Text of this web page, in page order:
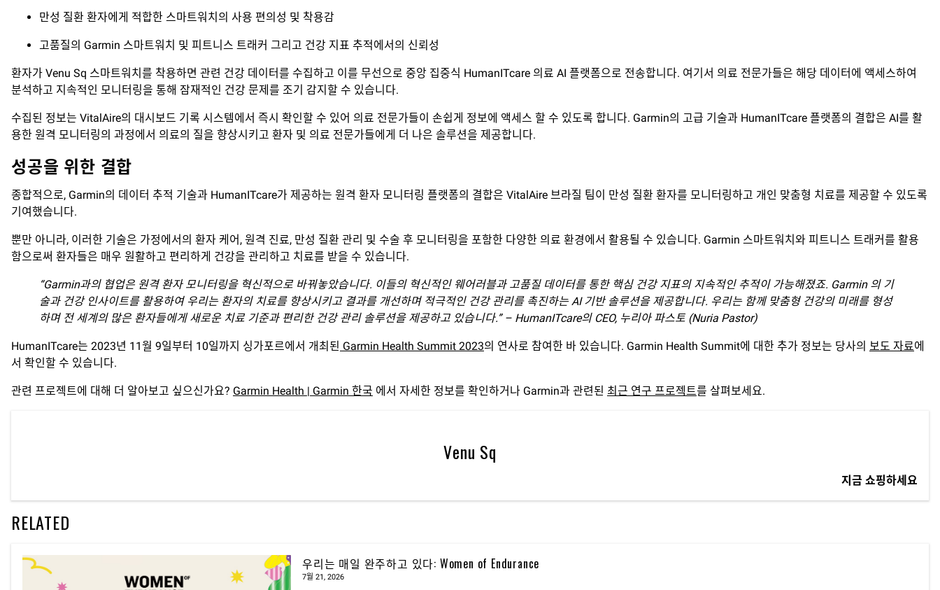
만성 질환 환자에게 적합한 스마트워치의 사용 편의성 및 착용감
고품질의 Garmin 스마트워치 및 피트니스 트래커 그리고 건강 지표 추적에서의 신뢰성
환자가 Venu Sq 스마트워치를 착용하면 관련 건강 데이터를 수집하고 이를 무선으로 중앙 집중식 HumanITcare 의료 AI 플랫폼으로 전송합니다. 여기서 의료 전문가들은 해당 데이터에 액세스하여
분석하고 지속적인 모니터링을 통해 잠재적인 건강 문제를 조기 감지할 수 있습니다.
수집된 정보는 VitalAire의 대시보드 기록 시스템에서 즉시 확인할 수 있어 의료 전문가들이 손쉽게 정보에 액세스 할 수 있도록 합니다. Garmin의 고급 기술과 HumanITcare 플랫폼의 결합은 AI를 활
용한 원격 모니터링의 과정에서 의료의 질을 향상시키고 환자 및 의료 전문가들에게 더 나은 솔루션을 제공합니다.
성공을 위한 결합
종합적으로, Garmin의 데이터 추적 기술과 HumanITcare가 제공하는 원격 환자 모니터링 플랫폼의 결합은 VitalAire 브라질 팀이 만성 질환 환자를 모니터링하고 개인 맞춤형 치료를 제공할 수 있도록
기여했습니다.
뿐만 아니라, 이러한 기술은 가정에서의 환자 케어, 원격 진료, 만성 질환 관리 및 수술 후 모니터링을 포함한 다양한 의료 환경에서 활용될 수 있습니다. Garmin 스마트워치와 피트니스 트래커를 활용
함으로써 환자들은 매우 원활하고 편리하게 건강을 관리하고 치료를 받을 수 있습니다.
“Garmin과의 협업은 원격 환자 모니터링을 혁신적으로 바꿔놓았습니다. 이들의 혁신적인 웨어러블과 고품질 데이터를 통한 핵심 건강 지표의 지속적인 추적이 가능해졌죠. Garmin 의 기
술과 건강 인사이트를 활용하여 우리는 환자의 치료를 향상시키고 결과를 개선하며 적극적인 건강 관리를 촉진하는 AI 기반 솔루션을 제공합니다. 우리는 함께 맞춤형 건강의 미래를 형성
하며 전 세계의 많은 환자들에게 새로운 치료 기준과 편리한 건강 관리 솔루션을 제공하고 있습니다.” – HumanITcare의 CEO, 누리아 파스토 (Nuria Pastor)
HumanITcare는 2023년 11월 9일부터 10일까지 싱가포르에서 개최된 Garmin Health Summit 2023의 연사로 참여한 바 있습니다. Garmin Health Summit에 대한 추가 정보는 당사의 보도 자료에
서 확인할 수 있습니다.
관련 프로젝트에 대해 더 알아보고 싶으신가요? Garmin Health | Garmin 한국 에서 자세한 정보를 확인하거나 Garmin과 관련된 최근 연구 프로젝트를 살펴보세요.
Venu Sq
지금 쇼핑하세요
RELATED
우리는 매일 완주하고 있다: Women of Endurance
7월 21, 2026